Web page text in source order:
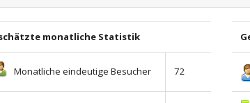
monatliche Statistik
Monatliche eindeutige Besucher 72